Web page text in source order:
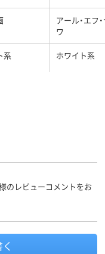
アール・エフ
ワ
系 ホワイト系
のレビューコメントをお